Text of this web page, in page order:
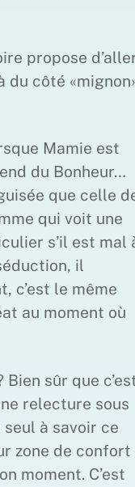
propose
du côté
Mamie est
du Bonheur…
que celle
qui voit une
s’il est mal
il
c’est le même
au moment où
sûr que
relecture sous
seul à savoir ce
zone de confort
moment. C’est